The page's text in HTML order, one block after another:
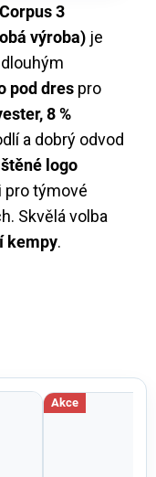
3
výroba) je
pod dres pro
8 %
a dobrý odvod
logo
pro týmové
Skvělá volba
kempy.
Akce